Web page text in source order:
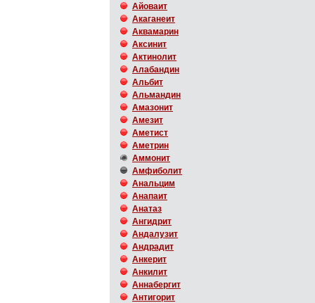
Айоваит
Акаганеит
Аквамарин
Аксинит
Актинолит
Алабандин
Альбит
Альмандин
Амазонит
Амезит
Аметист
Аметрин
Аммонит
Амфиболит
Анальцим
Анапаит
Анатаз
Ангидрит
Андалузит
Андрадит
Анкерит
Анкилит
Аннабергит
Антигорит